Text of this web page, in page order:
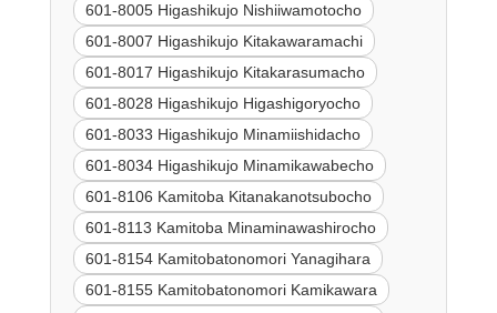
601-8005 Higashikujo Nishiiwamotocho
601-8007 Higashikujo Kitakawaramachi
601-8017 Higashikujo Kitakarasumacho
601-8028 Higashikujo Higashigoryocho
601-8033 Higashikujo Minamiishidacho
601-8034 Higashikujo Minamikawabecho
601-8106 Kamitoba Kitanakanotsubocho
601-8113 Kamitoba Minaminawashirocho
601-8154 Kamitobatonomori Yanagihara
601-8155 Kamitobatonomori Kamikawara